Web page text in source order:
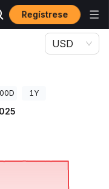
Regístrese
Crystal BC
USD
1Y